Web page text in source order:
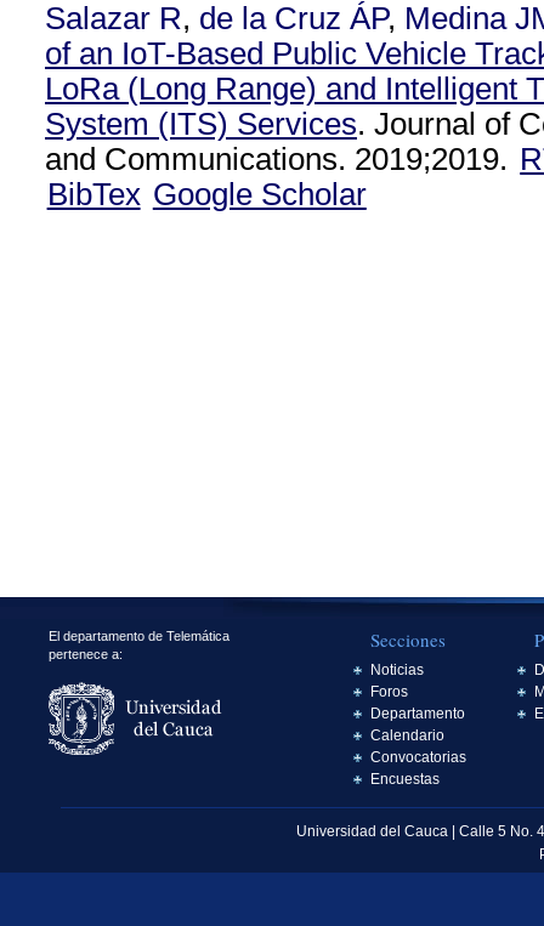
Salazar R, de la Cruz ÁP, Medina
of an IoT-Based Public Vehicle
LoRa (Long Range) and Intelligent
System (ITS) Services. Journal of
and Communications. 2019;2019.
BibTex Google Scholar
El departamento de Telemática
pertenece a:
Secciones
Noticias
Foros
Departamento
Calendario
Convocatorias
Encuestas
Universidad del Cauca | Calle 5 No.